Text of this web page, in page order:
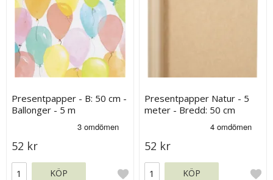
Presentpapper - B: 50 cm -
Ballonger - 5 m
52 kr
KÖP
Presentpapper Natur - 5
meter - Bredd: 50 cm
52 kr
KÖP